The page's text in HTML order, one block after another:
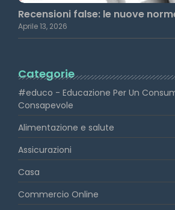
Recensioni false: le nuove
Aprile 13, 2026
Categorie
#educo - Educazione Per Un
Consapevole
Alimentazione e salute
Assicurazioni
Casa
Commercio Online